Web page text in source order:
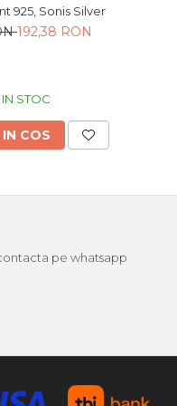
925, Sonis Silver
192,38 RON
IN STOC
COS
pe whatsapp